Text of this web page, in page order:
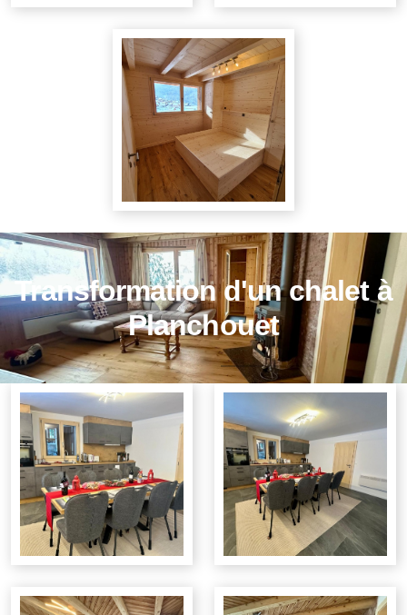
Transformation d'un chalet à
Planchouet